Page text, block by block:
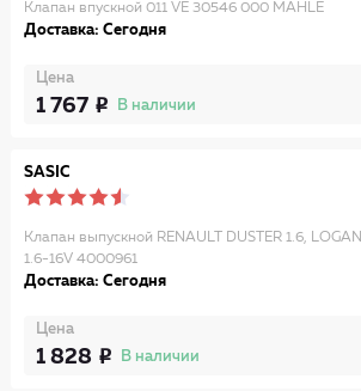
Клапан впускной 011 VE 30546 000 MAHLE
Доставка: Сегодня
Цена
1 767 В наличии
SASIC
Клапан выпускной RENAULT DUSTER 1.6, LOGAN
1.6-16V 4000961
Доставка: Сегодня
Цена
1 828 В наличии